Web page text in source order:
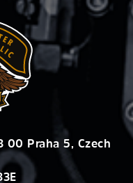
00 Praha 5, Czech